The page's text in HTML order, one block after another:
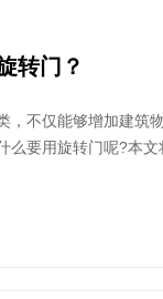
转门？
，不仅能够增加建筑
么要用旋转门呢?本